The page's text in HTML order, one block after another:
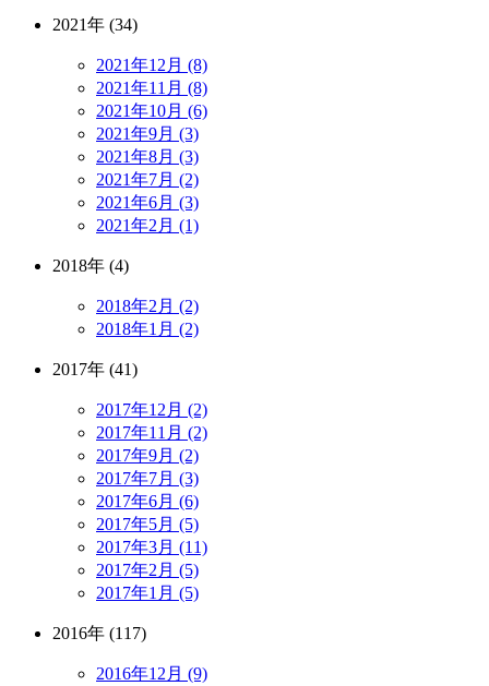
2021年 (34)
2021年12月 (8)
2021年11月 (8)
2021年10月 (6)
2021年9月 (3)
2021年8月 (3)
2021年7月 (2)
2021年6月 (3)
2021年2月 (1)
2018年 (4)
2018年2月 (2)
2018年1月 (2)
2017年 (41)
2017年12月 (2)
2017年11月 (2)
2017年9月 (2)
2017年7月 (3)
2017年6月 (6)
2017年5月 (5)
2017年3月 (11)
2017年2月 (5)
2017年1月 (5)
2016年 (117)
2016年12月 (9)